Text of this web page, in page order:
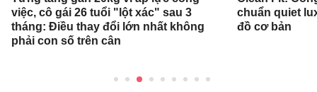
việc, cô gái 26 tuổi "lột xác" sau 3
tháng: Điều thay đổi lớn nhất không
phải con số trên cân
chuẩn quiet
đồ cơ bản